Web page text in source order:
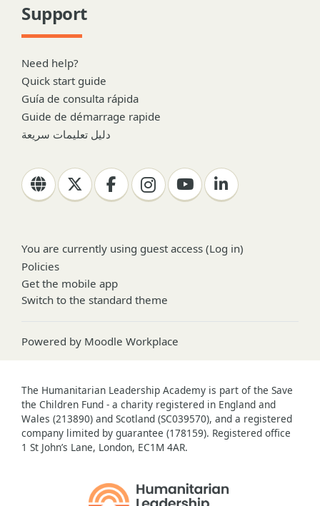
Support
Need help?
Quick start guide
Guía de consulta rápida
Guide de démarrage rapide
دليل تعليمات سريعة
You are currently using guest access (Log in)
Policies
Get the mobile app
Switch to the standard theme
Powered by Moodle Workplace
The Humanitarian Leadership Academy is part of the Save
the Children Fund - a charity registered in England and
Wales (213890) and Scotland (SC039570), and a registered
company limited by guarantee (178159). Registered office
1 St John’s Lane, London, EC1M 4AR.